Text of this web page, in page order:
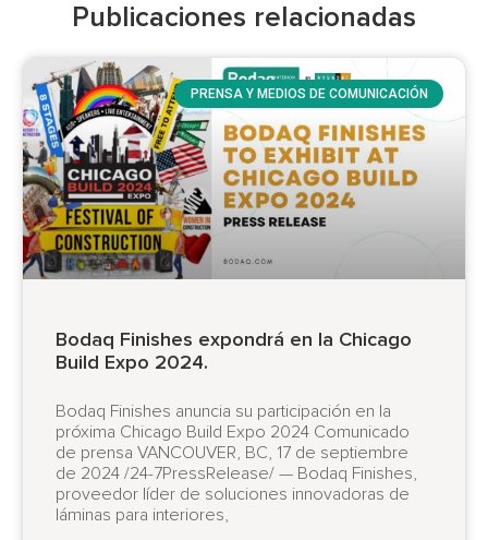
Publicaciones relacionadas
PRENSA Y MEDIOS DE COMUNICACIÓN
Bodaq Finishes expondrá en la Chicago
Build Expo 2024.
Bodaq Finishes anuncia su participación en la
próxima Chicago Build Expo 2024 Comunicado
de prensa VANCOUVER, BC, 17 de septiembre
de 2024 /24-7PressRelease/ — Bodaq Finishes,
proveedor líder de soluciones innovadoras de
láminas para interiores,